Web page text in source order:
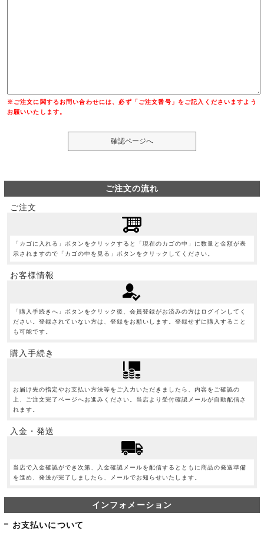
※ご注文に関するお問い合わせには、必ず「ご注文番号」をご記入くださいますよう
お願いいたします。
ご注文の流れ
ご注文
「カゴに入れる」ボタンをクリックすると「現在のカゴの中」に数量と金額が表
示されますので「カゴの中を見る」ボタンをクリックしてください。
お客様情報
「購入手続きへ」ボタンをクリック後、会員登録がお済みの方はログインしてく
ださい。登録されていない方は、登録をお願いします。登録せずに購入すること
も可能です。
購入手続き
お届け先の指定やお支払い方法等をご入力いただきましたら、内容をご確認の
上、ご注文完了ページへお進みください。当店より受付確認メールが自動配信さ
れます。
入金・発送
当店で入金確認ができ次第、入金確認メールを配信するとともに商品の発送準備
を進め、発送が完了しましたら、メールでお知らせいたします。
インフォメーション
お支払いについて